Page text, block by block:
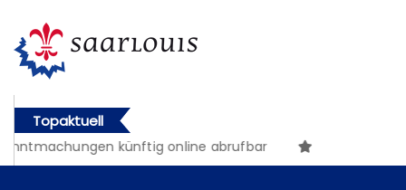
Topaktuell
künftig online abrufbar